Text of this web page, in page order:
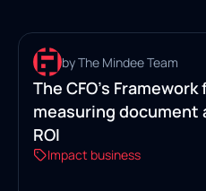
INDUSTRY INSIGHTS
by The Mindee Team
The CFO’s Framework
measuring document
ROI
Impact business